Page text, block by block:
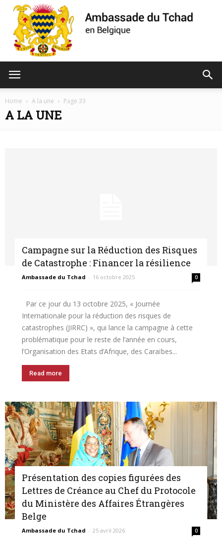
Belgique
Home A la une Page 33
A LA UNE
Campagne sur la Réduction des Risques
de Catastrophe : Financer la résilience
Ambassade du Tchad - 16 octobre 2025 0
Par ce jour du 13 octobre 2025, « Journée
Internationale pour la réduction des risques de
catastrophes (JIRRC) », qui lance la campagne à cette
problématique pour le reste de l’année en cours,
l’Organisation des Etats d’Afrique, des Caraïbes...
Read more
Présentation des copies figurées des
Lettres de Créance au Chef du Protocole
du Ministère des Affaires Étrangères
Belge
Ambassade du Tchad - 25 avril 2026 0